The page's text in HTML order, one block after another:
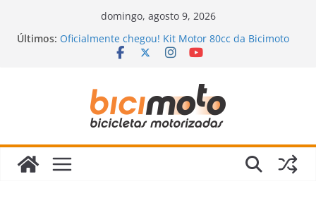
domingo, agosto 9, 2026
Últimos: Oficialmente chegou! Kit Motor 80cc da Bicimoto
Bicimoto na Chuva? Dicas para andar com
segurança
Bicicleta Motorizada: Vale a Pena Mesmo?
Revisão da Bicicleta Motorizada 2 Tempos:
Quando Fazer e Quais Itens Verificar?